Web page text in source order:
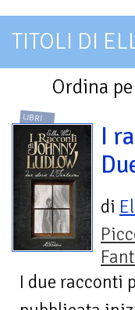
TITOLI DI
Ordina
LIBRI
I
di
I due racconti